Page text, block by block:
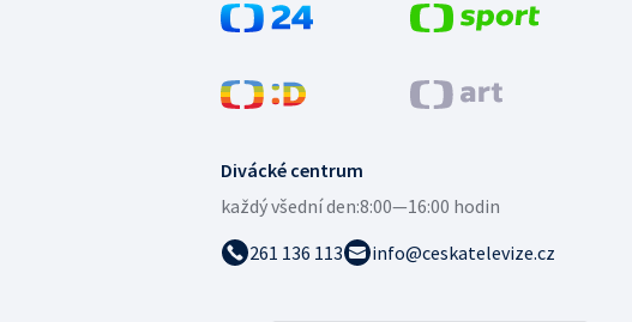
Divácké centrum
každý všední den:8:00—16:00 hodin
261 136 113
info@ceskatelevize.cz